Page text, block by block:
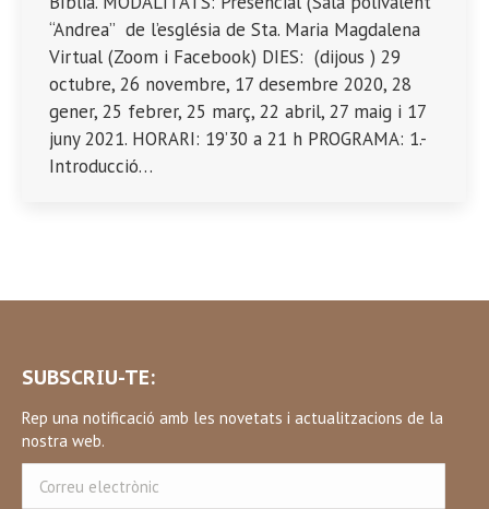
“Andrea” de l’església de Sta. Maria Magdalena
Virtual (Zoom i Facebook) DIES: (dijous ) 29
octubre, 26 novembre, 17 desembre 2020, 28
gener, 25 febrer, 25 març, 22 abril, 27 maig i 17
juny 2021. HORARI: 19’30 a 21 h PROGRAMA: 1.-
Introducció…
SUBSCRIU-TE:
Rep una notificació amb les novetats i actualitzacions de la
nostra web.
electrònic